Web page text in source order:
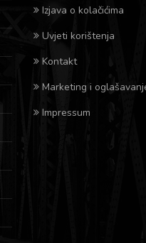
Izjava o kolačićima
Uvjeti korištenja
Kontakt
Marketing i
Impressum